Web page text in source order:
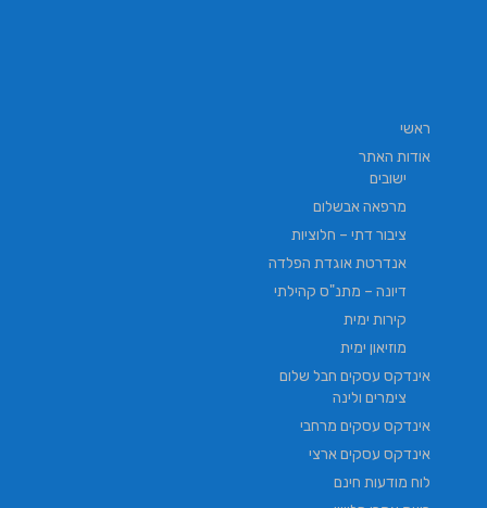
ראשי
אודות האתר
ישובים
מרפאה אבשלום
ציבור דתי – חלוציות
אנדרטת אוגדת הפלדה
דיונה – מתנ"ס קהילתי
קירות ימית
מוזיאון ימית
אינדקס עסקים חבל שלום
צימרים ולינה
אינדקס עסקים מרחבי
אינדקס עסקים ארצי
לוח מודעות חינם